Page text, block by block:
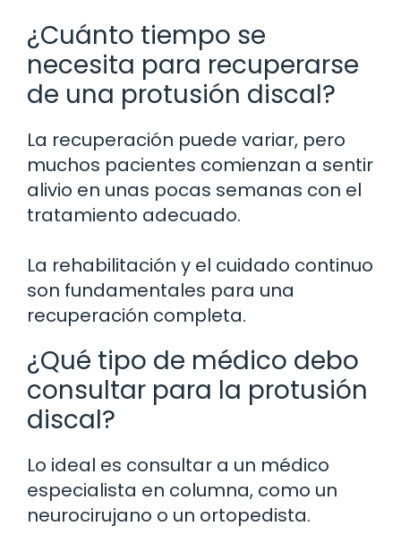
¿Cuánto tiempo se
necesita para recuperarse
de una protusión discal?
La recuperación puede variar, pero
muchos pacientes comienzan a sentir
alivio en unas pocas semanas con el
tratamiento adecuado.
La rehabilitación y el cuidado continuo
son fundamentales para una
recuperación completa.
¿Qué tipo de médico debo
consultar para la protusión
discal?
Lo ideal es consultar a un médico
especialista en columna, como un
neurocirujano o un ortopedista.